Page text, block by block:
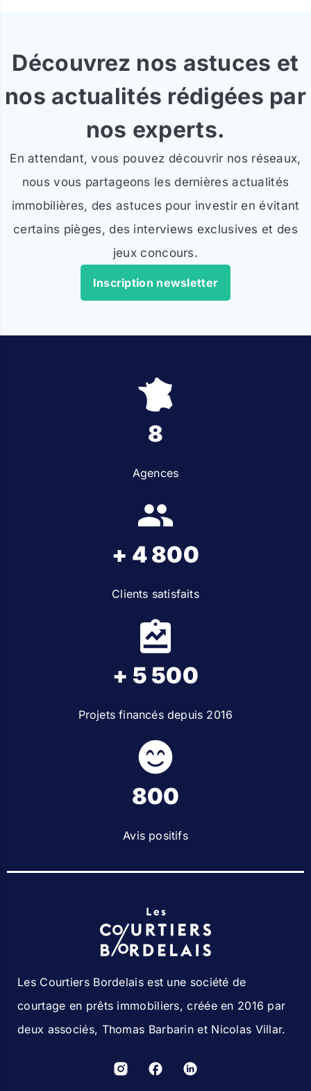
Découvrez nos astuces et
nos actualités rédigées par
nos experts.
En attendant, vous pouvez découvrir nos réseaux,
nous vous partageons les dernières actualités
immobilières, des astuces pour investir en évitant
certains pièges, des interviews exclusives et des
jeux concours.
Inscription newsletter
8
Agences
+ 4 800
Clients satisfaits
+ 5 500
Projets financés depuis 2016
800
Avis positifs
Les Courtiers Bordelais est une société de
courtage en prêts immobiliers, créée en 2016 par
deux associés, Thomas Barbarin et Nicolas Villar.